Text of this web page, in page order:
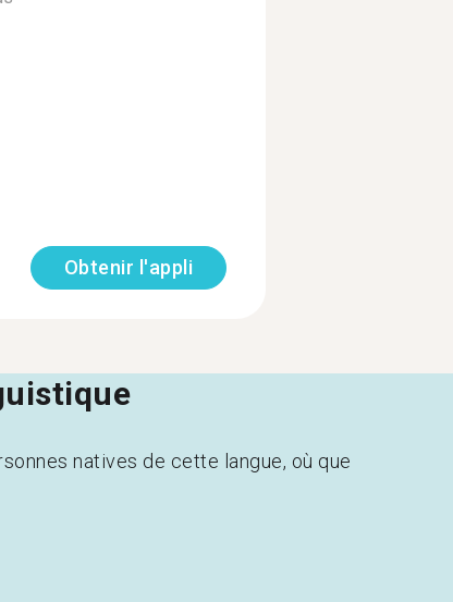
Obtenir l'appli
natives de cette langue, où que